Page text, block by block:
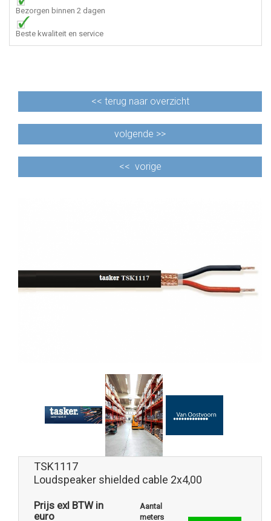
Bezorgen binnen 2 dagen
Beste kwaliteit en service
<< terug naar overzicht
volgende >>
<< vorige
TSK1117
Loudspeaker shielded cable 2x4,00
Prijs exl BTW in
euro
Aantal
meters